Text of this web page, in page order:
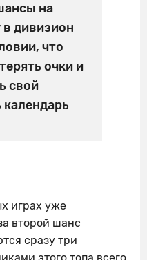
на
дивизион
что
очки и
свой
календарь
играх уже
второй шанс
сразу три